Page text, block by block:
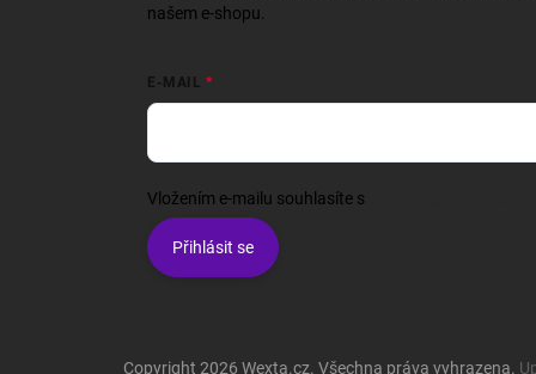
našem e-shopu.
E-MAIL
Vložením e-mailu souhlasíte s
Přihlásit se
Copyright 2026 Wexta.cz. Všechna práva vyhrazena.